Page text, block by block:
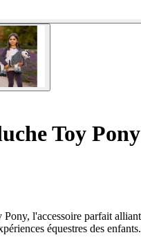
Toy Pony
l'accessoire parfait alliant
équestres des enfants.